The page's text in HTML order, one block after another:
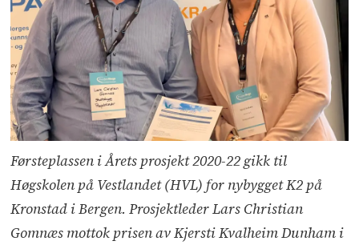
Førsteplassen i Årets prosjekt 2020-22 gikk til
Høgskolen på Vestlandet (HVL) for nybygget K2 på
Kronstad i Bergen. Prosjektleder Lars Christian
Gomnæs mottok prisen av Kjersti Kvalheim Dunham i